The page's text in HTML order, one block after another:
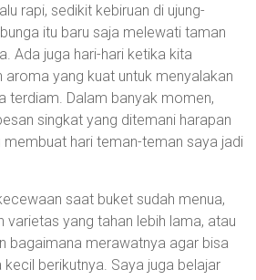
rapi, sedikit kebiruan di ujung-
itu baru saja melewati taman
Ada juga hari-hari ketika kita
aroma yang kuat untuk menyalakan
terdiam. Dalam banyak momen,
singkat yang ditemani harapan
membuat hari teman-teman saya jadi
saat buket sudah menua,
varietas yang tahan lebih lama, atau
bagaimana merawatnya agar bisa
berikutnya. Saya juga belajar